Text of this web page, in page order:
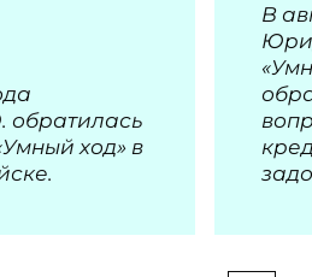
обратилась
ход» в
В